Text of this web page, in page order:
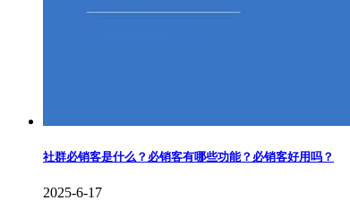
社群必销客是什么？必销客有哪些功能？必销客好用吗？
2025-6-17